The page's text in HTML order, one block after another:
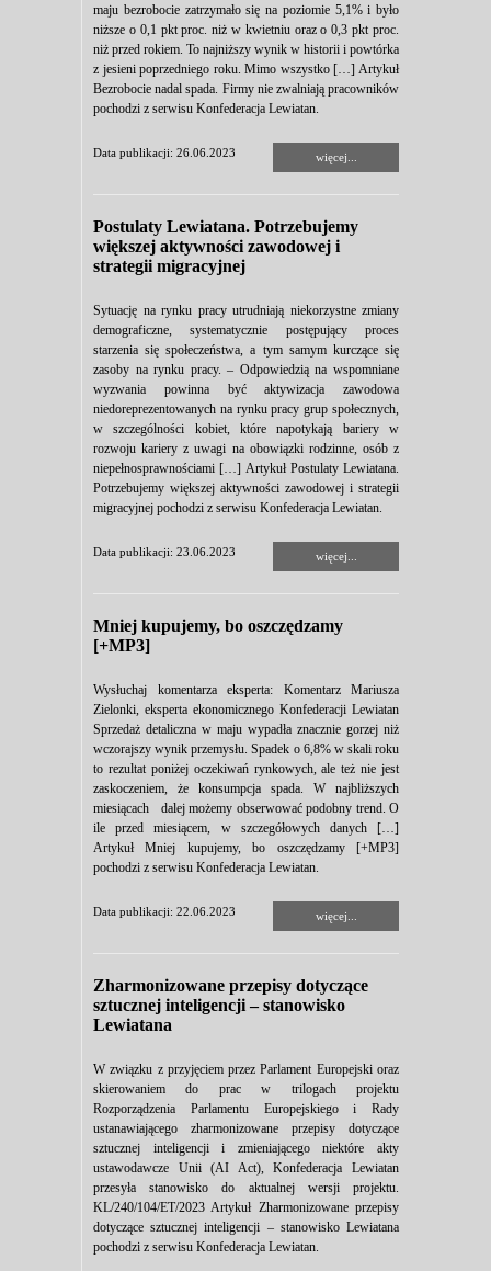
maju bezrobocie zatrzymało się na poziomie 5,1% i było
niższe o 0,1 pkt proc. niż w kwietniu oraz o 0,3 pkt proc.
niż przed rokiem. To najniższy wynik w historii i powtórka
z jesieni poprzedniego roku. Mimo wszystko […] Artykuł
Bezrobocie nadal spada. Firmy nie zwalniają pracowników
pochodzi z serwisu Konfederacja Lewiatan.
Data publikacji: 26.06.2023 więcej...
Postulaty Lewiatana. Potrzebujemy
większej aktywności zawodowej i
strategii migracyjnej
Sytuację na rynku pracy utrudniają niekorzystne zmiany
demograficzne, systematycznie postępujący proces
starzenia się społeczeństwa, a tym samym kurczące się
zasoby na rynku pracy. – Odpowiedzią na wspomniane
wyzwania powinna być aktywizacja zawodowa
niedoreprezentowanych na rynku pracy grup społecznych,
w szczególności kobiet, które napotykają bariery w
rozwoju kariery z uwagi na obowiązki rodzinne, osób z
niepełnosprawnościami […] Artykuł Postulaty Lewiatana.
Potrzebujemy większej aktywności zawodowej i strategii
migracyjnej pochodzi z serwisu Konfederacja Lewiatan.
Data publikacji: 23.06.2023 więcej...
Mniej kupujemy, bo oszczędzamy
[+MP3]
Wysłuchaj komentarza eksperta: Komentarz Mariusza
Zielonki, eksperta ekonomicznego Konfederacji Lewiatan
Sprzedaż detaliczna w maju wypadła znacznie gorzej niż
wczorajszy wynik przemysłu. Spadek o 6,8% w skali roku
to rezultat poniżej oczekiwań rynkowych, ale też nie jest
zaskoczeniem, że konsumpcja spada. W najbliższych
miesiącach dalej możemy obserwować podobny trend. O
ile przed miesiącem, w szczegółowych danych […]
Artykuł Mniej kupujemy, bo oszczędzamy [+MP3]
pochodzi z serwisu Konfederacja Lewiatan.
Data publikacji: 22.06.2023 więcej...
Zharmonizowane przepisy dotyczące
sztucznej inteligencji – stanowisko
Lewiatana
W związku z przyjęciem przez Parlament Europejski oraz
skierowaniem do prac w trilogach projektu
Rozporządzenia Parlamentu Europejskiego i Rady
ustanawiającego zharmonizowane przepisy dotyczące
sztucznej inteligencji i zmieniającego niektóre akty
ustawodawcze Unii (AI Act), Konfederacja Lewiatan
przesyła stanowisko do aktualnej wersji projektu.
KL/240/104/ET/2023 Artykuł Zharmonizowane przepisy
dotyczące sztucznej inteligencji – stanowisko Lewiatana
pochodzi z serwisu Konfederacja Lewiatan.